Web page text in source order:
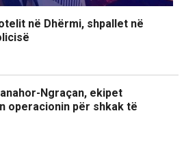
në Dhërmi, shpallet në
Ngraçan, ekipet
operacionin për shkak të